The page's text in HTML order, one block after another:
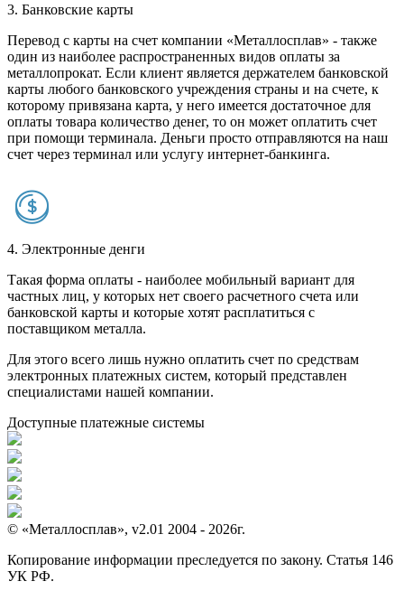
3. Банковские карты
Перевод с карты на счет компании «Металлосплав» - также
один из наиболее распространенных видов оплаты за
металлопрокат. Если клиент является держателем банковской
карты любого банковского учреждения страны и на счете, к
которому привязана карта, у него имеется достаточное для
оплаты товара количество денег, то он может оплатить счет
при помощи терминала. Деньги просто отправляются на наш
счет через терминал или услугу интернет-банкинга.
4. Электронные денги
Такая форма оплаты - наиболее мобильный вариант для
частных лиц, у которых нет своего расчетного счета или
банковской карты и которые хотят расплатиться с
поставщиком металла.
Для этого всего лишь нужно оплатить счет по средствам
электронных платежных систем, который представлен
специалистами нашей компании.
Доступные платежные системы
© «Металлосплав», v2.01 2004 - 2026г.
Копирование информации преследуется по закону. Статья 146
УК РФ.